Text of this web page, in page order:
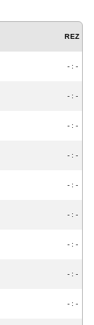
REZ
- : -
- : -
- : -
- : -
- : -
- : -
- : -
- : -
- : -